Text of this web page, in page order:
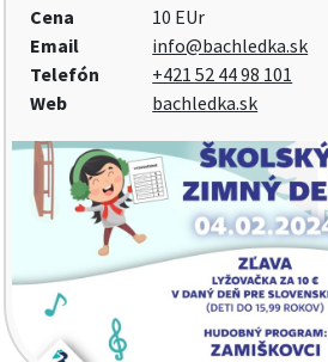
Cena
10 EUr
Email
info@bachledka.sk
Telefón
+421 52 44 98 101
Web
bachledka.sk